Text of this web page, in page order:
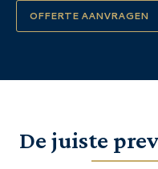
OFFERTE AANVRAGEN
De juiste